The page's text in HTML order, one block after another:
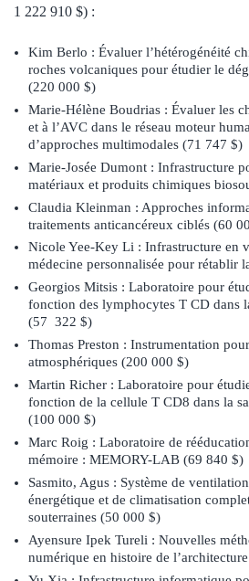
1 222 910 $) :
Kim Berlo : Évaluer l’hétérogénéité
roches volcaniques pour étudier le
(220 000 $)
Marie-Hélène Boudrias : Évaluer les
et à l’AVC dans le réseau moteur
d’approches multimodales (71 747 $)
Marie-Josée Dumont : Infrastructure
matériaux et produits chimiques
Claudia Kleinman : Approches
traitements anticancéreux ciblés (60
Nicole Yee-Key Li : Infrastructure en
médecine personnalisée pour rétablir
Georgios Mitsis : Laboratoire pour
fonction des lymphocytes T CD dans
(57 322 $)
Thomas Preston : Instrumentation
atmosphériques (200 000 $)
Martin Richer : Laboratoire pour
fonction de la cellule T CD8 dans la
(100 000 $)
Marc Roig : Laboratoire de
mémoire : MEMORY-LAB (69 840 $)
Sasmito, Agus : Système de
énergétique et de climatisation
souterraines (50 000 $)
Ayensure Ipek Tureli : Nouvelles
numérique en histoire de